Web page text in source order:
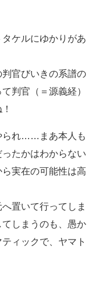
ケルにゆかりがあ
官びいきの系譜の
判官（＝源義経）
られ……まあ本人も
たかはわからない
実在の可能性は高
置いて行ってしま
しまうのも、愚か
ィックで、ヤマト